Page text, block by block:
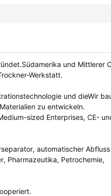
und Mittlerer
Werkstatt.
und dieWir
zu entwickeln.
sized Enterprises, CE-
automatischer
Pharmazeutika, Petrochemie,